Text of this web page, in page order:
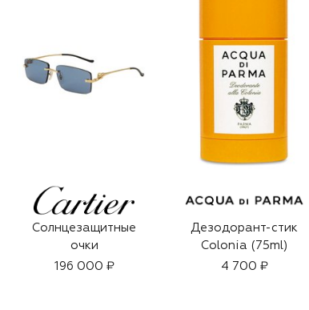
Солнцезащитные
очки
196 000 ₽
Дезодорант-стик
Colonia (75ml)
4 700 ₽